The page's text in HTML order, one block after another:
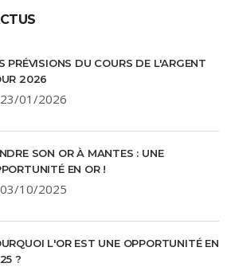
PRÉVISIONS DU COURS DE L'ARGENT
2026
23/01/2026
SON OR À MANTES : UNE
EN OR !
03/10/2025
L'OR EST UNE OPPORTUNITÉ EN
?